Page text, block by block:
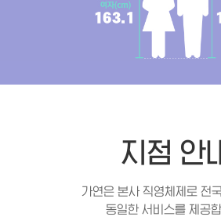
지점 안
가연은 본사 직영체제로 전
동일한 서비스를 제공